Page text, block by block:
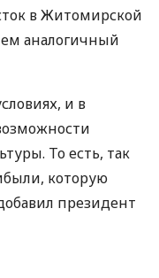
в Житомирской
аналогичный
и в
То есть, так
которую
президент